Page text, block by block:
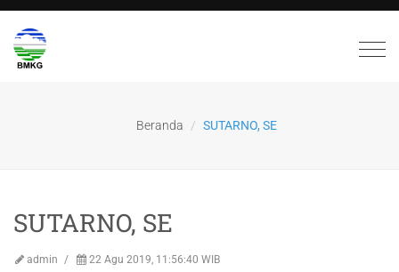
Beranda SUTARNO, SE
SUTARNO, SE
admin 22 Agu 2019, 11:56:40 WIB